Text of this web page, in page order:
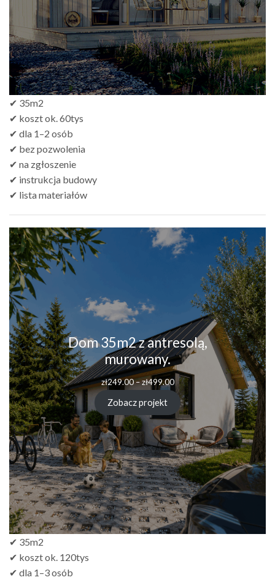
✔ 35m2
✔ koszt ok. 60tys
✔ dla 1–2 osób
✔ bez pozwolenia
✔ na zgłoszenie
✔ instrukcja budowy
✔ lista materiałów
Dom 35m2 z antresolą,
murowany.
zł249.00–zł499.00Zakres
cen:
od
zł249.00
do
zł499.00
Zobacz projekt
✔ 35m2
✔ koszt ok. 120tys
✔ dla 1–3 osób